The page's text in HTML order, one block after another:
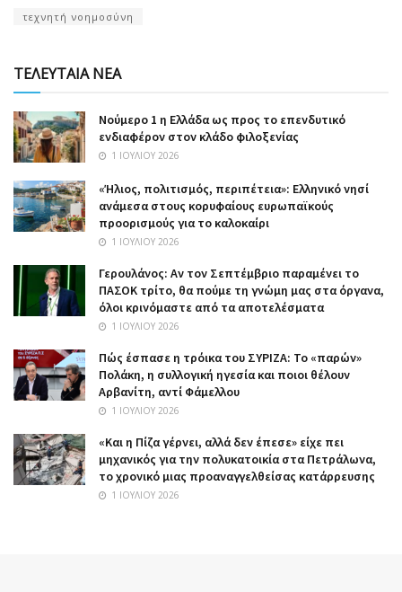
τεχνητή νοημοσύνη
ΤΕΛΕΥΤΑΙΑ ΝΕΑ
Nούμερο 1 η Ελλάδα ως προς το επενδυτικό
ενδιαφέρον στον κλάδο φιλοξενίας
1 ΙΟΥΛΊΟΥ 2026
«Ήλιος, πολιτισμός, περιπέτεια»: Ελληνικό νησί
ανάμεσα στους κορυφαίους ευρωπαϊκούς
προορισμούς για το καλοκαίρι
1 ΙΟΥΛΊΟΥ 2026
Γερουλάνος: Αν τον Σεπτέμβριο παραμένει το
ΠΑΣΟΚ τρίτο, θα πούμε τη γνώμη μας στα όργανα,
όλοι κρινόμαστε από τα αποτελέσματα
1 ΙΟΥΛΊΟΥ 2026
Πώς έσπασε η τρόικα του ΣΥΡΙΖΑ: Το «παρών»
Πολάκη, η συλλογική ηγεσία και ποιοι θέλουν
Αρβανίτη, αντί Φάμελλου
1 ΙΟΥΛΊΟΥ 2026
«Και η Πίζα γέρνει, αλλά δεν έπεσε» είχε πει
μηχανικός για την πολυκατοικία στα Πετράλωνα,
το χρονικό μιας προαναγγελθείσας κατάρρευσης
1 ΙΟΥΛΊΟΥ 2026